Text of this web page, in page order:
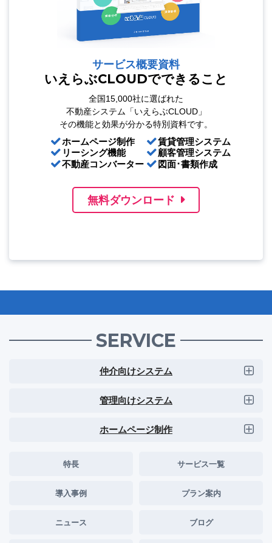
サービス概要資料
いえらぶCLOUDでできること
全国15,000社に選ばれた
不動産システム「いえらぶCLOUD」
その機能と効果が分かる特別資料です。
ホームページ制作
リーシング機能
不動産コンバーター
賃貸管理システム
顧客管理システム
図面･書類作成
無料ダウンロード
SERVICE
仲介向けシステム
管理向けシステム
ホームページ制作
特長 サービス一覧
導入事例 プラン案内
ニュース ブログ